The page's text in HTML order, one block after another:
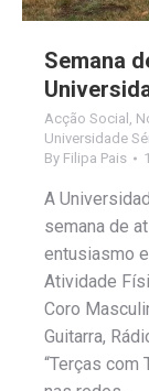
Semana
Acção Social ,
Universidade
By Filipa Pais
A
semana de
entusiasmo
Atividade
Coro
Guitarra,
“Terças com